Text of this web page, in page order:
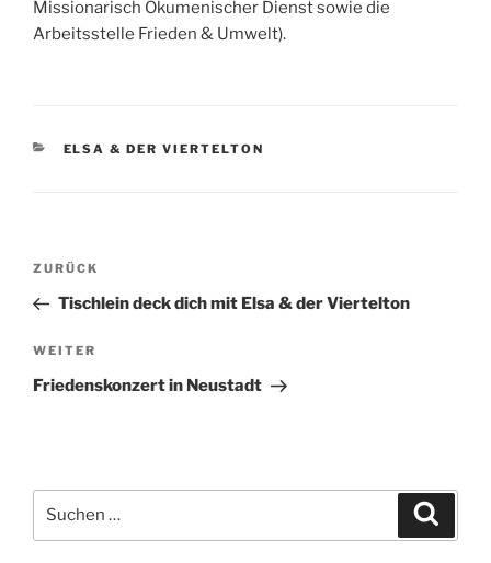
Missionarisch Ökumenischer Dienst sowie die
Arbeitsstelle Frieden & Umwelt).
KATEGORIEN
ELSA & DER VIERTELTON
Beitragsnavigation
Vorheriger
Beitrag
ZURÜCK
Tischlein deck dich mit Elsa & der Viertelton
Nächster
Beitrag
WEITER
Friedenskonzert in Neustadt
nach: